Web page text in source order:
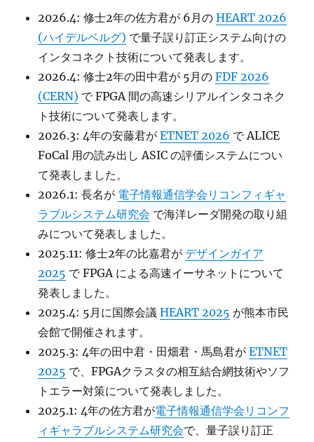
2026.4: 修士2年の佐方君が 6月のHEART 2026
(ハイデルベルグ) で量子誤り訂正システム向けの
インタコネクト技術について発表します。
2026.4: 修士2年の田中君が 5月のFDF 2026
(CERN) で FPGA 間の高速シリアルインタコネク
ト技術について発表します。
2026.3: 4年の安藤君がETNET 2026 で ALICE
FoCal 用の読み出し ASIC の評価システムについ
て発表しました。
2026.1: 長名が 電子情報通信学会リコンフィギャ
ラブルシステム研究会 で海洋レーダ開発の取り組
みについて発表しました。
2025.11: 修士2年の比嘉君が デザインガイア
2025 で FPGA による高速イーサネットについて
発表しました。
2025.4: 5月に国際会議HEART 2025 が熊本市民
会館で開催されます。
2025.3: 4年の田中君・田畑君・馬島君がETNET
2025 で、FPGAクラスタの相互結合網技術やソフ
トエラー対策について発表しました。
2025.1: 4年の佐方君が電子情報通信学会リコンフ
ィギャラブルシステム研究会で、量子誤り訂正